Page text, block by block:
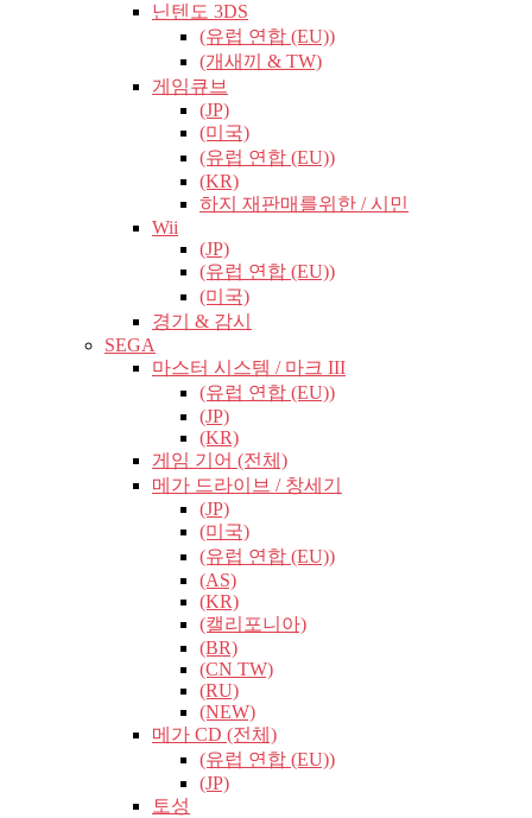
닌텐도 3DS
(유럽​​ 연합 (EU))
(개새끼 & TW)
게임큐브
(JP)
(미국)
(유럽​​ 연합 (EU))
(KR)
하지 재판매를위한 / 시민
Wii
(JP)
(유럽​​ 연합 (EU))
(미국)
경기 & 감시
SEGA
마스터 시스템 / 마크 III
(유럽​​ 연합 (EU))
(JP)
(KR)
게임 기어 (전체)
메가 드라이브 / 창세기
(JP)
(미국)
(유럽​​ 연합 (EU))
(AS)
(KR)
(캘리포니아)
(BR)
(CN TW)
(RU)
(NEW)
메가 CD (전체)
(유럽​​ 연합 (EU))
(JP)
토성